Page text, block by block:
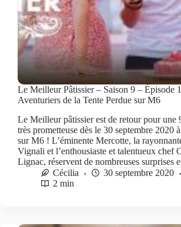
Le Meilleur Pâtissier – Saison 9 – Épisode
Aventuriers de la Tente Perdue sur M6
Le Meilleur pâtissier est de retour pour une
très prometteuse dès le 30 septembre 2020
sur M6 ! L’éminente Mercotte, la
Vignali et l’enthousiaste et talentueux chef
Lignac, réservent de nombreuses surprises
Cécilia
30 septembre 2020
2 min